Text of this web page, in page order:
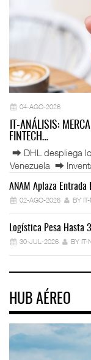
04-AGO-2026
IT-ANÁLISIS:
FINTECH…
⮕ DHL despliega
Venezuela ⮕
ANAM Aplaza Entrada
02-AGO-2026 BY
Logística Pesa Hasta
30-JUL-2026 BY IT-
HUB AÉREO